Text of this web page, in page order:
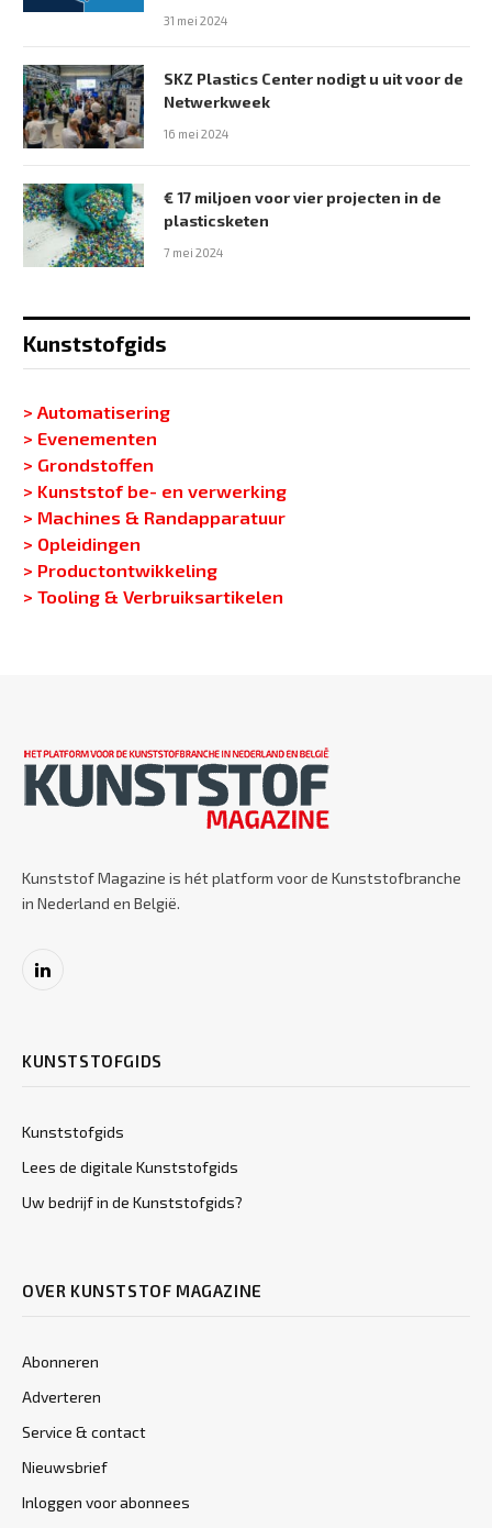
31 mei 2024
SKZ Plastics Center nodigt u uit voor de
Netwerkweek
16 mei 2024
€ 17 miljoen voor vier projecten in de
plasticsketen
7 mei 2024
Kunststofgids
> Automatisering
> Evenementen
> Grondstoffen
> Kunststof be- en verwerking
> Machines & Randapparatuur
> Opleidingen
> Productontwikkeling
> Tooling & Verbruiksartikelen
Kunststof Magazine is hét platform voor de Kunststofbranche
in Nederland en België.
LinkedIn
KUNSTSTOFGIDS
Kunststofgids
Lees de digitale Kunststofgids
Uw bedrijf in de Kunststofgids?
OVER KUNSTSTOF MAGAZINE
Abonneren
Adverteren
Service & contact
Nieuwsbrief
Inloggen voor abonnees